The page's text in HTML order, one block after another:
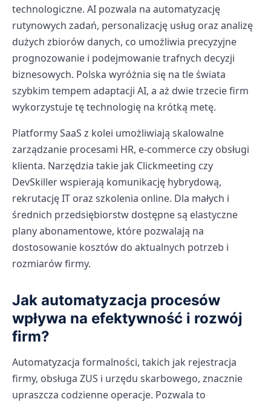
technologiczne. AI pozwala na automatyzację
rutynowych zadań, personalizację usług oraz analizę
dużych zbiorów danych, co umożliwia precyzyjne
prognozowanie i podejmowanie trafnych decyzji
biznesowych. Polska wyróżnia się na tle świata
szybkim tempem adaptacji AI, a aż dwie trzecie firm
wykorzystuje tę technologię na krótką metę.
Platformy SaaS z kolei umożliwiają skalowalne
zarządzanie procesami HR, e-commerce czy obsługi
klienta. Narzędzia takie jak Clickmeeting czy
DevSkiller wspierają komunikację hybrydową,
rekrutację IT oraz szkolenia online. Dla małych i
średnich przedsiębiorstw dostępne są elastyczne
plany abonamentowe, które pozwalają na
dostosowanie kosztów do aktualnych potrzeb i
rozmiarów firmy.
Jak automatyzacja procesów
wpływa na efektywność i rozwój
firm?
Automatyzacja formalności, takich jak rejestracja
firmy, obsługa ZUS i urzędu skarbowego, znacznie
upraszcza codzienne operacje. Pozwala to